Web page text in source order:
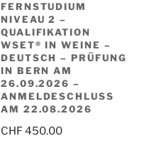
FERNSTUDIUM
NIVEAU 2 –
QUALIFIKATION
WSET® IN WEINE –
DEUTSCH – PRÜFUNG
IN BERN AM
26.09.2026 –
ANMELDESCHLUSS
AM 22.08.2026
CHF450.00